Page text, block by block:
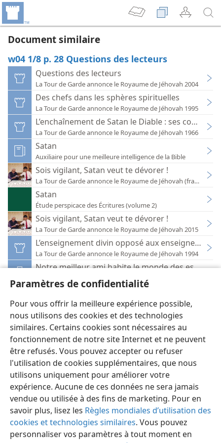
Paramètres de confidentialité
Pour vous offrir la meilleure expérience possible,
nous utilisons des cookies et des technologies
similaires. Certains cookies sont nécessaires au
fonctionnement de notre site Internet et ne peuvent
être refusés. Vous pouvez accepter ou refuser
l'utilisation de cookies supplémentaires, que nous
utilisons uniquement pour améliorer votre
expérience. Aucune de ces données ne sera jamais
vendue ou utilisée à des fins de marketing. Pour en
savoir plus, lisez les Règles mondiales d’utilisation des
cookies et technologies similaires. Vous pouvez
personnaliser vos paramètres à tout moment en
Document similaire
w04 1/8 p. 28 Questions des lecteurs
Questions des lecteurs
La Tour de Garde annonce le Royaume de Jéhovah 2004
Des chefs dans les sphères spirituelles
La Tour de Garde annonce le Royaume de Jéhovah 1995
L’enchaînement de Satan le Diable : ses
La Tour de Garde annonce le Royaume de Jéhovah 1966
Satan
Auxiliaire pour une meilleure intelligence de la Bible
Sois vigilant, Satan veut te dévorer !
Satan
Étude perspicace des Écritures (volume 2)
Sois vigilant, Satan veut te dévorer !
La Tour de Garde annonce le Royaume de Jéhovah 2015
L’enseignement divin opposé aux
La Tour de Garde annonce le Royaume de Jéhovah 1994
Notre meilleur ami habite le monde des esprits
Vous pouvez être l’ami de Dieu !
Français Préférences
Copyright © 2026 Watch Tower Bible and Tract Society of Pennsylvania
Conditions d’utilisation
Règles de confidentialité
Paramètres de confidentialité
JW.ORG Se connecter